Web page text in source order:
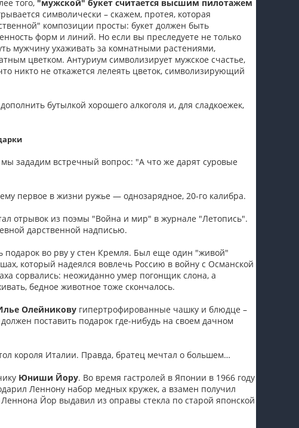
того, "мужской" букет считается высшим пилотажем
символически – скажем, протея, которая
композиции просты: букет должен быть
форм и линий. Но если вы преследуете не только
мужчину ухаживать за комнатными растениями,
цветком. Антуриум символизирует мужское счастье,
никто не откажется лелеять цветок, символизирующий
бутылкой хорошего алкоголя и, для сладкоежек,
зададим встречный вопрос: "А что же дарят суровые
первое в жизни ружье — однозарядное, 20-го калибра.
отрывок из поэмы "Война и мир" в журнале "Летопись".
дарственной надписью.
во рву у стен Кремля. Был еще один "живой"
который надеялся вовлечь Россию в войну с Османской
сорвались: неожиданно умер погонщик слона, а
бедное животное тоже скончалось.
Олейникову гипертрофированные чашку и блюдце –
поставить подарок где-нибудь на своем дачном
короля Италии. Правда, братец мечтал о большем…
Юниши Йору. Во время гастролей в Японии в 1966 году
Леннону набор медных кружек, а взамен получил
Йор выдавил из оправы стекла по старой японской